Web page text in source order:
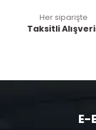
Her siparişte
Taksitli
E-